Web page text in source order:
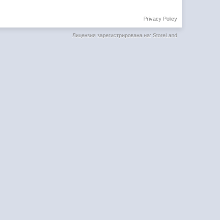
Privacy Policy
Лицензия зарегистрирована на: StoreLand